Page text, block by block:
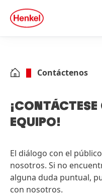
Skip to footer
quick
search
Contáctenos
EQUIPO!
El diálogo con el
nosotros. Si no
alguna duda puntual,
con nosotros.